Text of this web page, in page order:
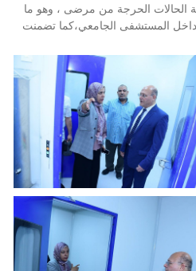
يضم أيضًا إنشاء غرفة عناية متوسطة بسعة 4 أسرة لخدمة الحالات الحرجة من مرضى ، وهو ما
المستشفى الجامعي،كما تضمنت